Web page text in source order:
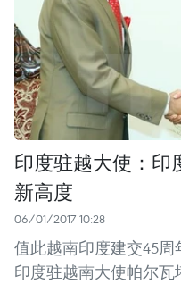
印度驻越大使：印
新高度
06/01/2017 10:28
值此越南印度建交45周
印度驻越南大使帕尔瓦